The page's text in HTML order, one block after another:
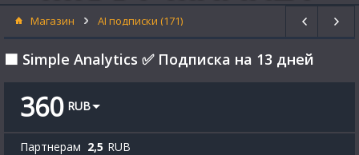
Магазин AI подписки (171)
🟧 Simple Analytics ✅ Подписка на 13 дней
360 RUB
Партнерам 2,5 RUB